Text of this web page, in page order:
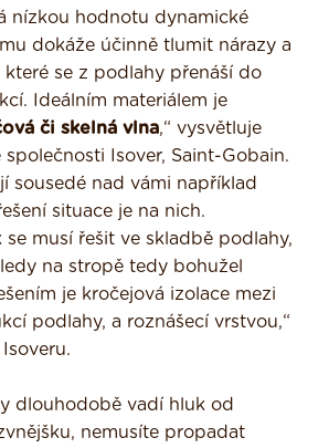
nízkou hodnotu dynamické
dokáže účinně tlumit nárazy a
které se z podlahy přenáší do
Ideálním materiálem je
či skelná vlna,“ vysvětluje
společnosti Isover, Saint-Gobain.
sousedé nad vámi například
situace je na nich.
se musí řešit ve skladbě podlahy,
na stropě tedy bohužel
je kročejová izolace mezi
podlahy, a roznášecí vrstvou,“
dlouhodobě vadí hluk od
nemusíte propadat